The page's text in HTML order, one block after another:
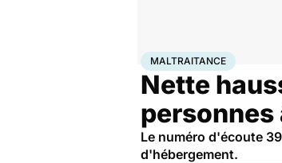
AccueilSantéSociété
MALTRAITANCE
Nette
personnes
Le numéro d'écoute
d'hébergement.